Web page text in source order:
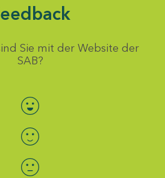
Sie mit der Website der
SAB?
Bewertung auswählen